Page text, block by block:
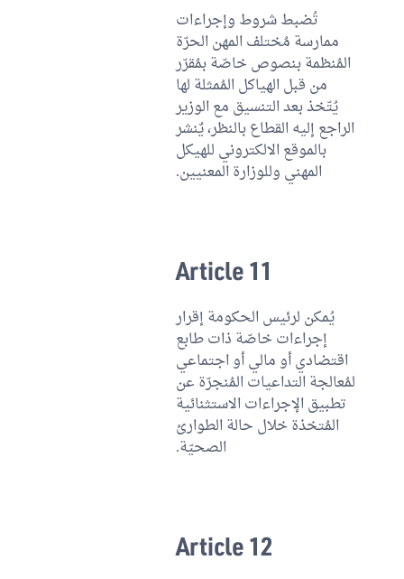
تُضبط شروط وإجراءات
ممارسة مُختلف المهن الحرّة
المُنظمة بنصوص خاصّة بمُقرّر
من قبل الهياكل المُمثلة لها
يُتّخذ بعد التنسيق مع الوزير
الراجع إليه القطاع بالنظر، يٌنشر
بالموقع الالكتروني للهيكل
المهني وللوزارة المعنيين.
Article 11
يُمكن لرئيس الحكومة إقرار
إجراءات خاصّة ذات طابع
اقتضادي أو مالي أو اجتماعي
لمُعالجة التداعيات المُنجرّة عن
تطبيق الإجراءات الاستثنائية
المُتخذة خلال حالة الطوارئ
الصحيّة.
Article 12